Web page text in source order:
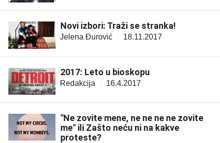
Novi izbori: Traži se stranka!
Jelena Đurović 18.11.2017
2017: Leto u bioskopu
Redakcija 16.4.2017
"Ne zovite mene, ne ne ne ne zovite
me" ili Zašto neću ni na kakve
proteste?